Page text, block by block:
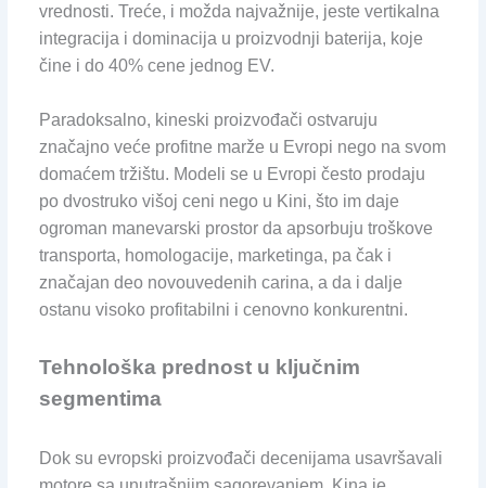
vrednosti. Treće, i možda najvažnije, jeste vertikalna
integracija i dominacija u proizvodnji baterija, koje
čine i do 40% cene jednog EV.
Paradoksalno, kineski proizvođači ostvaruju
značajno veće profitne marže u Evropi nego na svom
domaćem tržištu. Modeli se u Evropi često prodaju
po dvostruko višoj ceni nego u Kini, što im daje
ogroman manevarski prostor da apsorbuju troškove
transporta, homologacije, marketinga, pa čak i
značajan deo novouvedenih carina, a da i dalje
ostanu visoko profitabilni i cenovno konkurentni.
Tehnološka prednost u ključnim
segmentima
Dok su evropski proizvođači decenijama usavršavali